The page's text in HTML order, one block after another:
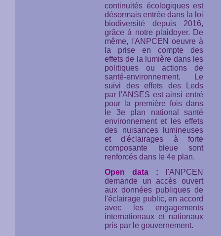
continuités écologiques est
désormais entrée dans la loi
biodiversité depuis 2016,
grâce à notre plaidoyer. De
même, l'ANPCEN oeuvre à
la prise en compte des
effets de la lumière dans les
politiques ou actions de
santé-environnement. Le
suivi des effets des Leds
par l'ANSES est ainsi entré
pour la première fois dans
le 3e plan national santé
environnement et les effets
des nuisances lumineuses
et d'éclairages à forte
composante bleue sont
renforcés dans le 4e plan.
Open data : l'ANPCEN
demande un accès ouvert
aux données publiques de
l'éclairage public, en accord
avec les engagements
internationaux et nationaux
pris par le gouvernement.